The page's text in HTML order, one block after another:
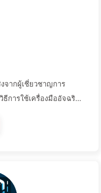
จากผู้เชี่ยวชาญการ
การใช้เครื่องมืออัจฉริยะ
คุณ - เรียนรู้ AI 140